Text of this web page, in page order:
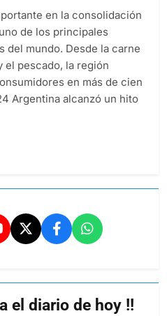
en la consolidación
de los principales
del mundo. Desde la carne
el pescado, la región
en más de cien
Argentina alcanzó un hito
el diario de hoy !!